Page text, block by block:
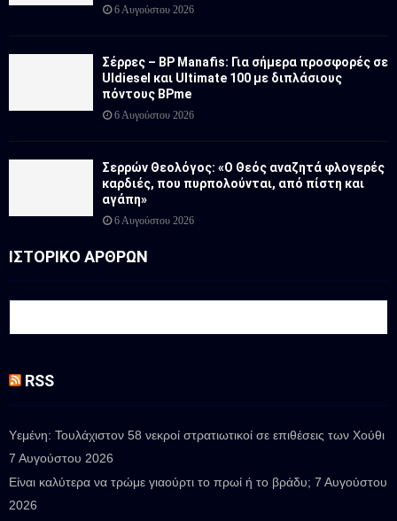
6 Αυγούστου 2026
Σέρρες – BP Manafis: Για σήμερα προσφορές σε
Uldiesel και Ultimate 100 με διπλάσιους
πόντους BPme
6 Αυγούστου 2026
Σερρών Θεολόγος: «Ο Θεός αναζητά φλογερές
καρδιές, που πυρπολούνται, από πίστη και
αγάπη»
6 Αυγούστου 2026
ΙΣΤΟΡΙΚΟ ΑΡΘΡΩΝ
RSS
Υεμένη: Τουλάχιστον 58 νεκροί στρατιωτικοί σε επιθέσεις των Χούθι
7 Αυγούστου 2026
Είναι καλύτερα να τρώμε γιαούρτι το πρωί ή το βράδυ; 7 Αυγούστου
2026